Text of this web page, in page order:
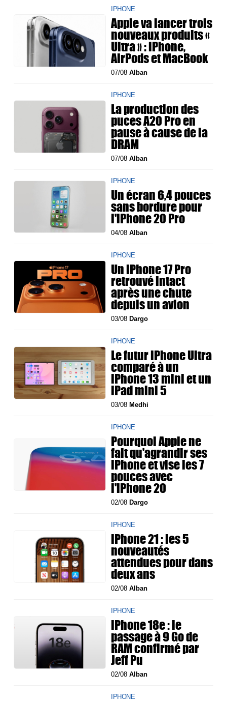
IPHONE
Apple va lancer trois
nouveaux produits «
Ultra » : iPhone,
AirPods et MacBook
07/08Alban
IPHONE
La production des
puces A20 Pro en
pause à cause de la
DRAM
07/08Alban
IPHONE
Un écran 6,4 pouces
sans bordure pour
l'iPhone 20 Pro
04/08Alban
IPHONE
Un iPhone 17 Pro
retrouvé intact
après une chute
depuis un avion
03/08 Dargo
IPHONE
Le futur iPhone Ultra
comparé à un
iPhone 13 mini et un
iPad mini 5
03/08 Medhi
IPHONE
Pourquoi Apple ne
fait qu'agrandir ses
iPhone et vise les 7
pouces avec
l'iPhone 20
02/08 Dargo
IPHONE
iPhone 21 : les 5
nouveautés
attendues pour dans
deux ans
02/08Alban
IPHONE
iPhone 18e : le
passage à 9 Go de
RAM confirmé par
Jeff Pu
02/08Alban
IPHONE